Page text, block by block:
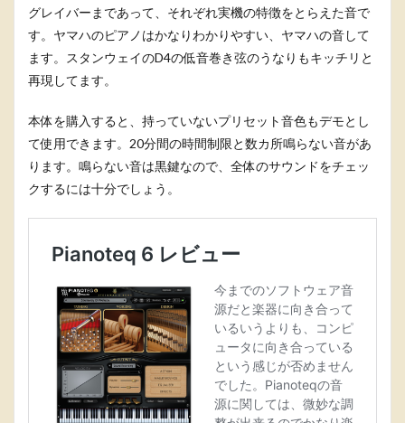
グレイバーまであって、それぞれ実機の特徴をとらえた音で
す。ヤマハのピアノはかなりわかりやすい、ヤマハの音して
ます。スタンウェイのD4の低音巻き弦のうなりもキッチリと
再現してます。
本体を購入すると、持っていないプリセット音色もデモとし
て使用できます。20分間の時間制限と数カ所鳴らない音があ
ります。鳴らない音は黒鍵なので、全体のサウンドをチェッ
クするには十分でしょう。